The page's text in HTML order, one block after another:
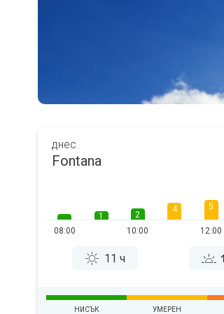
днес
Fontana
08:00
1
2
10:00
4 5
12:00
11 ч
НИСЪК УМЕРЕН